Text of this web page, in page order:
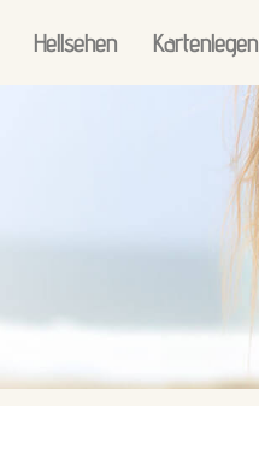
Hellsehen Kartenlegen